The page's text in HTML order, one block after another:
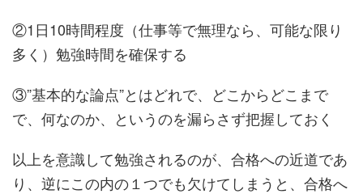
②1日10時間程度（仕事等で無理なら、可能な限り
多く）勉強時間を確保する
③”基本的な論点”とはどれで、どこからどこまで
で、何なのか、というのを漏らさず把握しておく
以上を意識して勉強されるのが、合格への近道であ
り、逆にこの内の１つでも欠けてしまうと、合格へ